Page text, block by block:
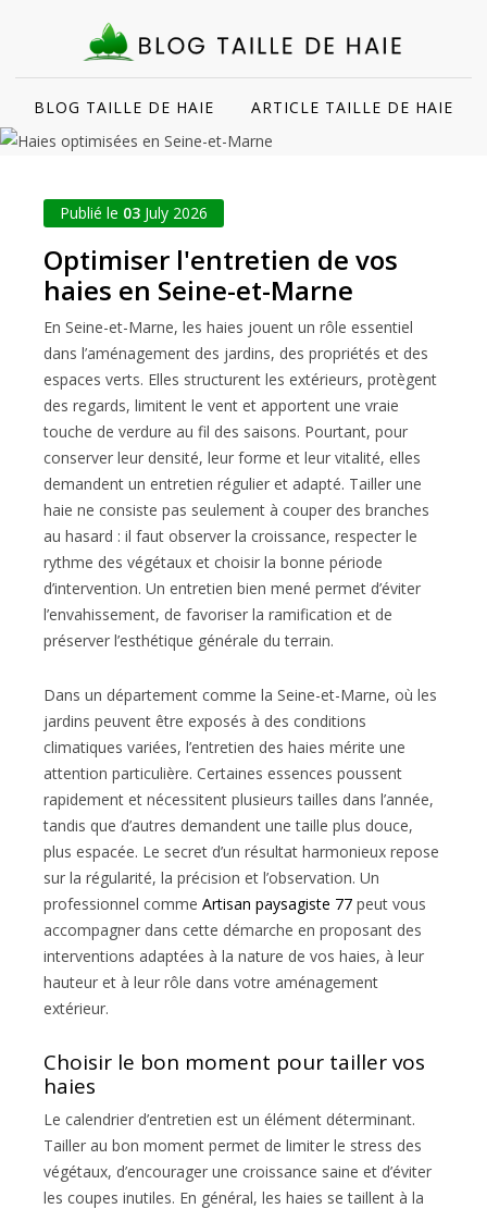
BLOG TAILLE DE HAIE ARTICLE TAILLE DE HAIE
Publié le 03 July 2026
Optimiser l'entretien de vos
haies en Seine-et-Marne
En Seine-et-Marne, les haies jouent un rôle essentiel
dans l’aménagement des jardins, des propriétés et des
espaces verts. Elles structurent les extérieurs, protègent
des regards, limitent le vent et apportent une vraie
touche de verdure au fil des saisons. Pourtant, pour
conserver leur densité, leur forme et leur vitalité, elles
demandent un entretien régulier et adapté. Tailler une
haie ne consiste pas seulement à couper des branches
au hasard : il faut observer la croissance, respecter le
rythme des végétaux et choisir la bonne période
d’intervention. Un entretien bien mené permet d’éviter
l’envahissement, de favoriser la ramification et de
préserver l’esthétique générale du terrain.
Dans un département comme la Seine-et-Marne, où les
jardins peuvent être exposés à des conditions
climatiques variées, l’entretien des haies mérite une
attention particulière. Certaines essences poussent
rapidement et nécessitent plusieurs tailles dans l’année,
tandis que d’autres demandent une taille plus douce,
plus espacée. Le secret d’un résultat harmonieux repose
sur la régularité, la précision et l’observation. Un
professionnel comme Artisan paysagiste 77 peut vous
accompagner dans cette démarche en proposant des
interventions adaptées à la nature de vos haies, à leur
hauteur et à leur rôle dans votre aménagement
extérieur.
Choisir le bon moment pour tailler vos
haies
Le calendrier d’entretien est un élément déterminant.
Tailler au bon moment permet de limiter le stress des
végétaux, d’encourager une croissance saine et d’éviter
les coupes inutiles. En général, les haies se taillent à la